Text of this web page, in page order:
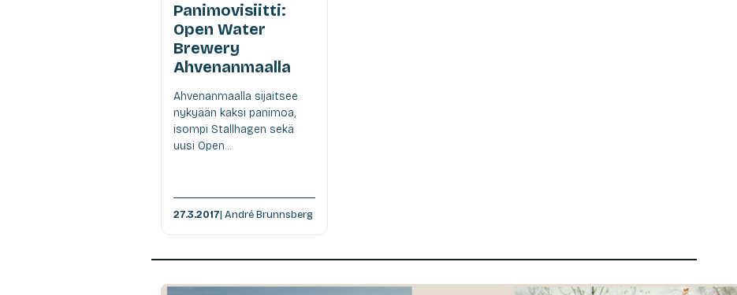
Panimovisiitti:
Open Water
Brewery
Ahvenanmaalla
Ahvenanmaalla sijaitsee
nykyään kaksi panimoa,
isompi Stallhagen sekä
uusi Open...
27.3.2017| André Brunnsberg